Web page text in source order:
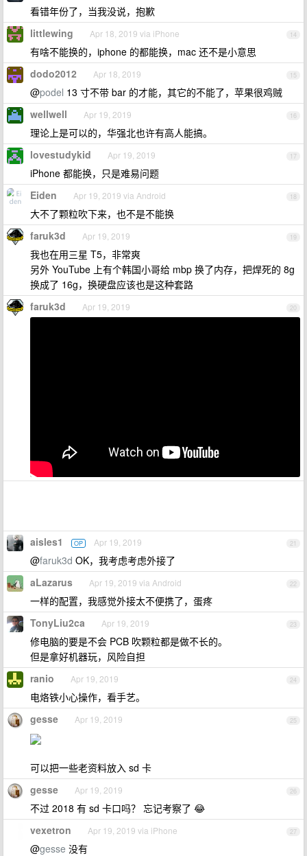
看错年份了，当我没说，抱歉
14
littlewing Apr 18, 2019 via iPhone
有啥不能换的，iphone 的都能换，mac 还不是小意思
15
dodo2012 Apr 18, 2019
@podel 13 寸不带 bar 的才能，其它的不能了，苹果很鸡贼
16
wellwell Apr 19, 2019
理论上是可以的，华强北也许有高人能搞。
17
lovestudykid Apr 19, 2019
iPhone 都能换，只是难易问题
18
Eiden Apr 19, 2019 via Android
大不了颗粒吹下来，也不是不能换
19
faruk3d Apr 19, 2019
我也在用三星 T5，非常爽
另外 YouTube 上有个韩国小哥给 mbp 换了内存，把焊死的 8g
换成了 16g，换硬盘应该也是这种套路
20
faruk3d Apr 19, 2019
21
aisles1 OP Apr 19, 2019
@faruk3d OK，我考虑考虑外接了
22
aLazarus Apr 19, 2019 via Android
一样的配置，我感觉外接太不便携了，蛋疼
23
TonyLiu2ca Apr 19, 2019
修电脑的要是不会 PCB 吹颗粒都是做不长的。
但是拿好机器玩，风险自担
24
ranio Apr 19, 2019
电烙铁小心操作，看手艺。
25
gesse Apr 19, 2019
可以把一些老资料放入 sd 卡
26
gesse Apr 19, 2019
不过 2018 有 sd 卡口吗？ 忘记考察了 😂
27
vexetron Apr 19, 2019 via iPhone
@gesse 没有